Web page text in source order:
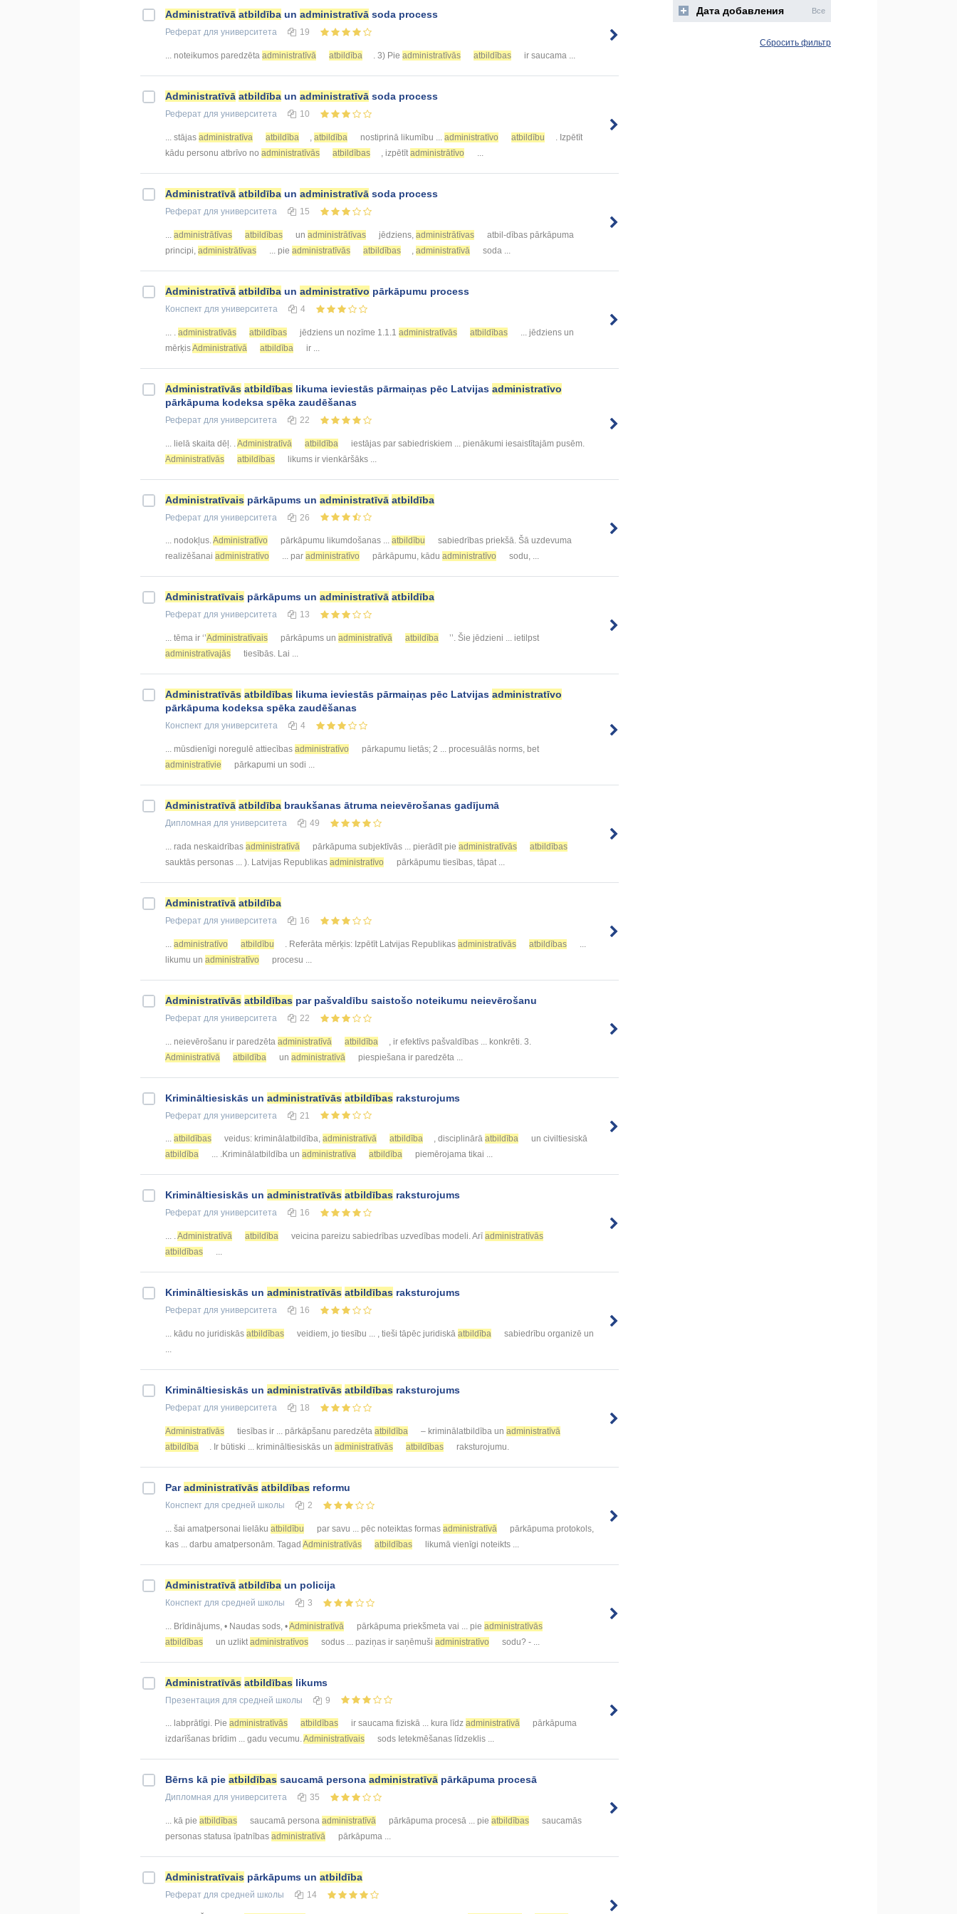
Administratīvā atbildība un administratīvā soda process
Реферат для университета 19
... noteikumos paredzēta administratīvā atbildība . 3) Pie administratīvās atbildības ir saucama ...
Administratīvā atbildība un administratīvā soda process
Реферат для университета 10
... stājas administratīva atbildība , atbildība nostiprinā likumību ... administratīvo atbildību
. Izpētīt
kādu personu atbrīvo no administratīvās atbildības , izpētītadministrātīvo ...
Administratīvā atbildība un administratīvā soda process
Реферат для университета 15
... administrātīvas atbildības un administrātīvas jēdziens, administrātīvas
atbil-dības pārkāpuma
principi, administrātīvas ... pie administratīvās atbildības , administratīvā soda ...
Administratīvā atbildība un administratīvo pārkāpumu process
Конспект для университета 4
administratīvās atbildības jēdziens un nozīme 1.1.1 administratīvās atbildības
... jēdziens un
mērķisAdministratīvā atbildība ir ...
Administratīvās atbildības likuma ieviestās pārmaiņas pēc Latvijas administratīvo
pārkāpuma kodeksa spēka zaudēšanas
Реферат для университета 22
... lielā skaita dēļ. . Administratīvā atbildība
iestājas par sabiedriskiem ... pienākumi iesaistītajām pusēm.
Administratīvās
atbildības likums ir vienkāršāks ...
Administratīvais pārkāpums un administratīvā atbildība
Реферат для университета 26
... nodokļus.Administratīvo pārkāpumu likumdošanas ... atbildību
sabiedrības priekšā. Šā uzdevuma
realizēšanai administratīvo ... par administratīvo pārkāpumu, kādu administratīvo sodu, ...
Administratīvais pārkāpums un administratīvā atbildība
Реферат для университета 13
... tēma ir ‘’Administratīvais pārkāpums un administratīvā atbildība
’’. Šie jēdzieni ... ietilpst
administratīvajās
tiesībās. Lai ...
Administratīvās atbildības likuma ieviestās pārmaiņas pēc Latvijas administratīvo
pārkāpuma kodeksa spēka zaudēšanas
Конспект для университета 4
... mūsdienīgi noregulē attiecības administratīvo
pārkapumu lietās; 2 ... procesuālās norms, bet
administratīvie
pārkapumi un sodi ...
Administratīvā atbildība braukšanas ātruma neievērošanas gadījumā
Дипломная для университета 49
... rada neskaidrības administratīvā pārkāpuma subjektīvās ... pierādīt pie administratīvās
atbildības
sauktās personas ... ). Latvijas Republikas administratīvo pārkāpumu tiesības, tāpat ...
Administratīvā atbildība
Реферат для университета 16
administratīvo atbildību . Referāta mērķis: Izpētīt Latvijas Republikas administratīvās atbildības
likumu un administratīvo procesu ...
Administratīvās atbildības par pašvaldību saistošo noteikumu neievērošanu
Реферат для университета 22
... neievērošanu ir paredzēta administratīvā atbildība
, ir efektīvs pašvaldības ... konkrēti. 3.
Administratīvā
atbildība un administratīvā piespiešana ir paredzēta ...
Krimināltiesiskās un administratīvās atbildības raksturojums
Реферат для университета 21
... atbildības veidus: kriminālatbildība, administratīvā atbildība , disciplinārā atbildība
un civiltiesiskā
atbildība
... .Kriminālatbildība un administratīva atbildība piemērojama tikai ...
Krimināltiesiskās un administratīvās atbildības raksturojums
Реферат для университета 16
... .Administratīvā atbildība veicina pareizu sabiedrības uzvedības modeli. Arīadministratīvās
atbildības
...
Krimināltiesiskās un administratīvās atbildības raksturojums
Реферат для университета 16
... kādu no juridiskās atbildības veidiem, jo tiesību ... , tieši tāpēc juridiskā atbildība
sabiedrību organizē un
...
Krimināltiesiskās un administratīvās atbildības raksturojums
Реферат для университета 18
Administratīvās tiesības ir ... pārkāpšanu paredzēta atbildība – kriminālatbildība un administratīvā
atbildība
. Ir būtiski ... krimināltiesiskās un administratīvās atbildības raksturojumu.
Paradministratīvās atbildības reformu
Конспект для средней школы 2
... šai amatpersonai lielāku atbildību par savu ... pēc noteiktas formas administratīvā
pārkāpuma protokols,
kas ... darbu amatpersonām. Tagad Administratīvās atbildības likumā vienīgi noteikts ...
Administratīvā atbildība un policija
Конспект для средней школы 3
... Brīdinājums, • Naudas sods, •Administratīvā pārkāpuma priekšmeta vai ... pie administratīvās
atbildības
un uzlikt administratīvos sodus ... paziņas ir saņēmuši administratīvo sodu? - ...
Administratīvās atbildības likums
Презентация для средней школы 9
... labprātīgi. Pie administratīvās atbildības ir saucama fiziskā ... kura līdz administratīvā
pārkāpuma
izdarīšanas brīdim ... gadu vecumu.Administratīvais sods Ietekmēšanas līdzeklis ...
Bērns kā pie atbildības saucamā persona administratīvā pārkāpuma procesā
Дипломная для университета 35
... kā pie atbildības saucamā persona administratīvā pārkāpuma procesā ... pie atbildības
saucamās
personas statusa īpatnības administratīvā pārkāpuma ...
Administratīvais pārkāpums un atbildība
Реферат для средней школы 14
Дата добавления Все
Сбросить фильтр